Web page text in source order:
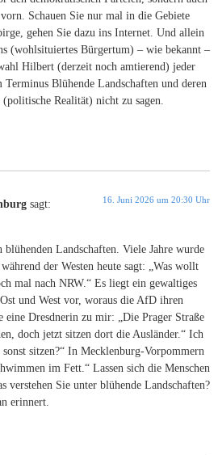
Schauen Sie nur mal in die Gebiete
gehen Sie dazu ins Internet. Und allein
(wohlsituiertes Bürgertum) – wie bekannt –
Hilbert (derzeit noch amtierend) jeder
Blühende Landschaften und deren
Realität) nicht zu sagen.
sagt: 16. Juni 2026 um 20:30 Uhr
Landschaften. Viele Jahre wurde
der Westen heute sagt: „Was wollt
mal nach NRW.“ Es liegt ein gewaltiges
und West vor, woraus die AfD ihren
eine Dresdnerin zu mir: „Die Prager Straße
doch jetzt sitzen dort die Ausländer.“ Ich
sonst sitzen?“ In Mecklenburg-Vorpommern
im Fett.“ Lassen sich die Menschen
verstehen Sie unter blühende Landschaften?
erinnert.